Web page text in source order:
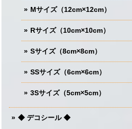
Mサイズ（12cm×12cm）
Rサイズ（10cm×10cm）
Sサイズ（8cm×8cm）
SSサイズ（6cm×6cm）
3Sサイズ（5cm×5cm）
◆ デコシール ◆